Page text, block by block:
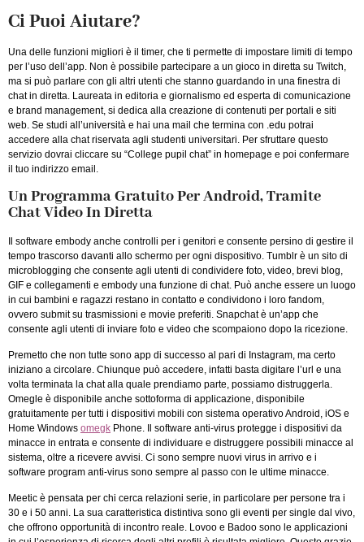
Ci Puoi Aiutare?
Una delle funzioni migliori è il timer, che ti permette di impostare limiti di tempo
per l’uso dell’app. Non è possibile partecipare a un gioco in diretta su Twitch,
ma si può parlare con gli altri utenti che stanno guardando in una finestra di
chat in diretta. Laureata in editoria e giornalismo ed esperta di comunicazione
e brand management, si dedica alla creazione di contenuti per portali e siti
web. Se studi all’università e hai una mail che termina con .edu potrai
accedere alla chat riservata agli studenti universitari. Per sfruttare questo
servizio dovrai cliccare su “College pupil chat” in homepage e poi confermare
il tuo indirizzo email.
Un Programma Gratuito Per Android, Tramite
Chat Video In Diretta
Il software embody anche controlli per i genitori e consente persino di gestire il
tempo trascorso davanti allo schermo per ogni dispositivo. Tumblr è un sito di
microblogging che consente agli utenti di condividere foto, video, brevi blog,
GIF e collegamenti e embody una funzione di chat. Può anche essere un luogo
in cui bambini e ragazzi restano in contatto e condividono i loro fandom,
ovvero submit su trasmissioni e movie preferiti. Snapchat è un’app che
consente agli utenti di inviare foto e video che scompaiono dopo la ricezione.
Premetto che non tutte sono app di successo al pari di Instagram, ma certo
iniziano a circolare. Chiunque può accedere, infatti basta digitare l’url e una
volta terminata la chat alla quale prendiamo parte, possiamo distruggerla.
Omegle è disponibile anche sottoforma di applicazione, disponibile
gratuitamente per tutti i dispositivi mobili con sistema operativo Android, iOS e
Home Windows omegk Phone. Il software anti-virus protegge i dispositivi da
minacce in entrata e consente di individuare e distruggere possibili minacce al
sistema, oltre a ricevere avvisi. Ci sono sempre nuovi virus in arrivo e i
software program anti-virus sono sempre al passo con le ultime minacce.
Meetic è pensata per chi cerca relazioni serie, in particolare per persone tra i
30 e i 50 anni. La sua caratteristica distintiva sono gli eventi per single dal vivo,
che offrono opportunità di incontro reale. Lovoo e Badoo sono le applicazioni